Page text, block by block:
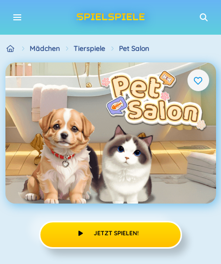
Mädchen Tierspiele Pet Salon
JETZT SPIELEN!